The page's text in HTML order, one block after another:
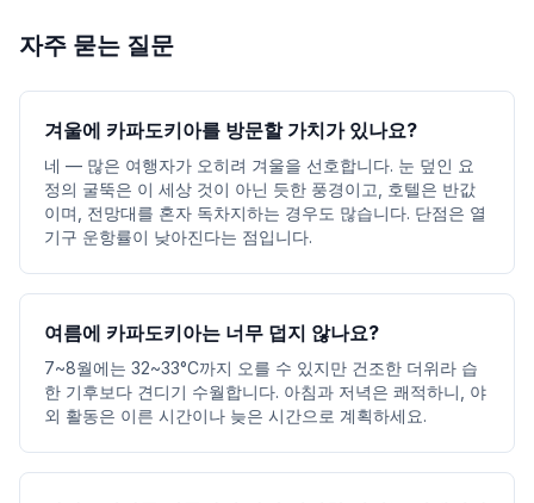
자주 묻는 질문
겨울에 카파도키아를 방문할 가치가 있나요?
네 — 많은 여행자가 오히려 겨울을 선호합니다. 눈 덮인 요
정의 굴뚝은 이 세상 것이 아닌 듯한 풍경이고, 호텔은 반값
이며, 전망대를 혼자 독차지하는 경우도 많습니다. 단점은 열
기구 운항률이 낮아진다는 점입니다.
여름에 카파도키아는 너무 덥지 않나요?
7~8월에는 32~33°C까지 오를 수 있지만 건조한 더위라 습
한 기후보다 견디기 수월합니다. 아침과 저녁은 쾌적하니, 야
외 활동은 이른 시간이나 늦은 시간으로 계획하세요.